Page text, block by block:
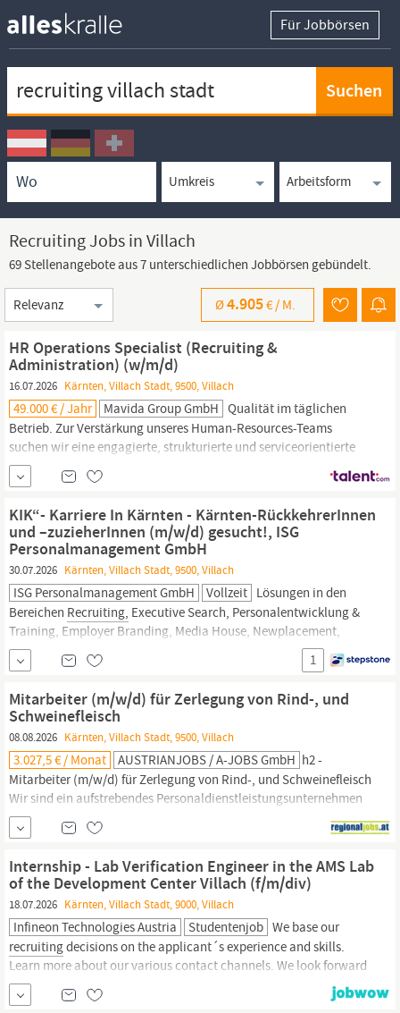
Für Jobbörsen
Ortssuche
Umkreissuche
Arbeitsform
Recruiting Jobs in Villach
69 Stellenangebote aus 7 unterschiedlichen Jobbörsen gebündelt.
Sortierung
Ø4.905€ / M.
HR Operations Specialist (Recruiting &
Administration) (w/m/d)
16.07.2026 Kärnten, Villach Stadt, 9500, Villach
49.000 € / Jahr Mavida Group GmbH Qualität im täglichen
Betrieb. Zur Verstärkung unseres Human-Resources-Teams
suchen wir eine engagierte, strukturierte und serviceorientierte
Persönlichkeit, die unsere
Personaladministrationsprozesse professionell betreut und aktiv
des gesamtenRecruiting-Prozesses–
KIK“- Karriere In Kärnten - Kärnten-RückkehrerInnen
und –zuzieherInnen (m/w/d) gesucht!, ISG
Personalmanagement GmbH
30.07.2026 Kärnten, Villach Stadt, 9500, Villach
ISG Personalmanagement GmbH Vollzeit Lösungen in den
Bereichen Recruiting, Executive Search, Personalentwicklung &
Training, Employer Branding, Media House, Newplacement,
Interim Management sowie Zeitarbeit an. Als einer der
Marktführer in der Personalberatung in Kärnten unterstützt die
ISG Personalmanagement GmbH am Standort
Jahren eine Vielzahl von...
1
Mitarbeiter (m/w/d) für Zerlegung von Rind-, und
Schweinefleisch
08.08.2026 Kärnten, Villach Stadt, 9500, Villach
3.027,5 € / Monat AUSTRIANJOBS / A-JOBS GmbH h2 -
Mitarbeiter (m/w/d) für Zerlegung von Rind-, und Schweinefleisch
Wir sind ein aufstrebendes Personaldienstleistungsunternehmen
mit aktuell 5 Filialen in Österreich und einem exklusiven,
internationalenRecruiting-Center
in der Tschechischen Republik.
Kernkompetenz - der...
Internship - Lab Verification Engineer in the AMS Lab
of the Development Center Villach (f/m/div)
18.07.2026 Kärnten, Villach Stadt, 9000, Villach
Infineon Technologies Austria Studentenjob We base our
recruitingdecisions on the applicant´s experience and skills.
Learn more about our various contact channels. We look forward
to receiving your resume, even if you do not entirely meet all the
requirements of the job posting. Please let your recruiter know if